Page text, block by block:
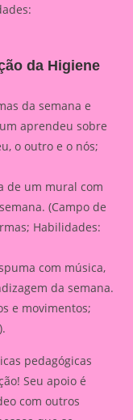
da Higiene
da semana e
aprendeu sobre
o outro e o nós;
de um mural com
(Campo de
Habilidades:
com música,
da semana.
e movimentos;
pedagógicas
Seu apoio é
com outros